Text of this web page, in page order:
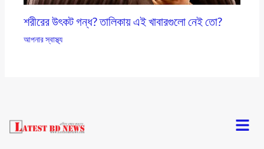
শরীরের উৎকট গন্ধ? তালিকায় এই খাবারগুলো নেই তো?
আপনার স্বাস্থ্য
Menu